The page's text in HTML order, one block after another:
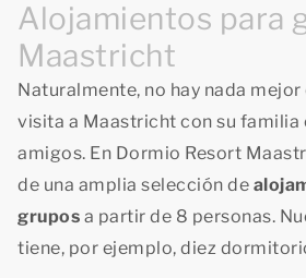
Alojamientos para
Maastricht
Naturalmente, no hay nada mejor
visita a Maastricht con su familia
amigos. En Dormio Resort
de una amplia selección de
grupos a partir de 8 personas.
tiene, por ejemplo, diez